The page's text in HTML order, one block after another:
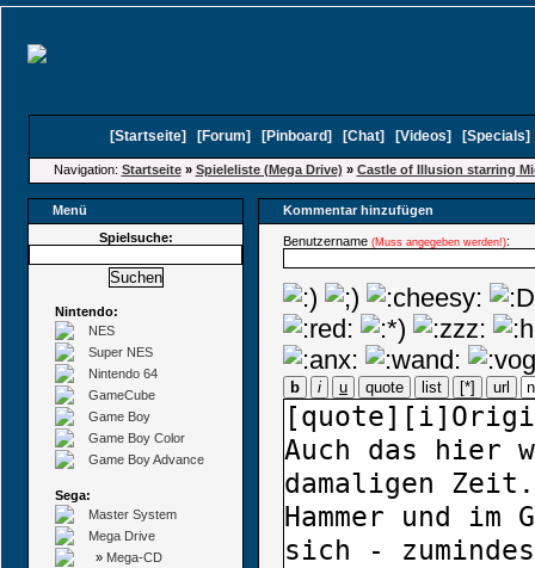
[Startseite] [Forum] [Pinboard] [Chat] [Videos] [Specials
Navigation: Startseite» Spieleliste (Mega Drive) » Castle of Illusion starring
Menü
Kommentar hinzufügen
Spielsuche:
Nintendo:
NES
Super NES
Nintendo 64
GameCube
Game Boy
Game Boy Color
Game Boy Advance
Sega:
Master System
Mega Drive
» Mega-CD
Benutzername (Muss angegeben werden!):
b i u quote list [*] url